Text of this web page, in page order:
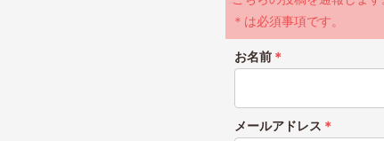
＊は必須事項です。
お名前 ＊
メールアドレス ＊